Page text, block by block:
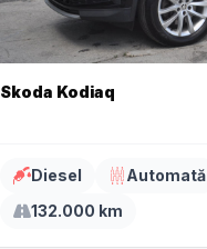
Skoda Kodiaq
Diesel Automată
132.000 km